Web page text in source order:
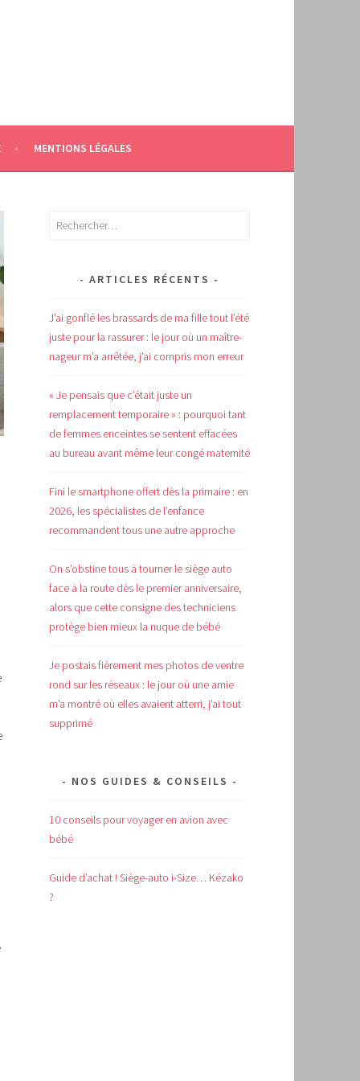
MENTIONS LÉGALES
Rechercher :
ARTICLES RÉCENTS
J’ai gonflé les brassards de ma fille tout l’été
juste pour la rassurer : le jour où un maître-
nageur m’a arrêtée, j’ai compris mon erreur
« Je pensais que c’était juste un
remplacement temporaire » : pourquoi tant
de femmes enceintes se sentent effacées
au bureau avant même leur congé maternité
Fini le smartphone offert dès la primaire : en
2026, les spécialistes de l’enfance
recommandent tous une autre approche
On s’obstine tous à tourner le siège auto
face à la route dès le premier anniversaire,
alors que cette consigne des techniciens
protège bien mieux la nuque de bébé
Je postais fièrement mes photos de ventre
rond sur les réseaux : le jour où une amie
m’a montré où elles avaient atterri, j’ai tout
supprimé
NOS GUIDES & CONSEILS
10 conseils pour voyager en avion avec
bébé
Guide d’achat ! Siège-auto i-Size… Kézako
?